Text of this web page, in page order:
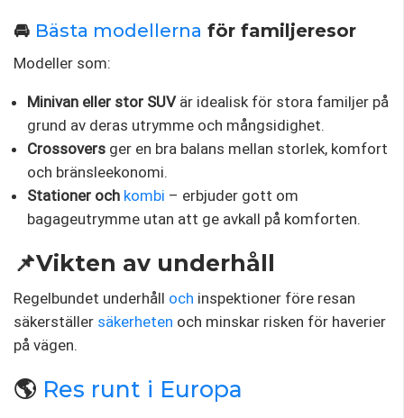
🚘 Bästa modellerna för familjeresor
Modeller som:
Minivan eller stor SUVär idealisk för stora familjer på
grund av deras utrymme och mångsidighet.
Crossovers ger en bra balans mellan storlek, komfort
och bränsleekonomi.
Stationer och kombi – erbjuder gott om
bagageutrymme utan att ge avkall på komforten.
📌Vikten av underhåll
Regelbundet underhåll och inspektioner före resan
säkerställer säkerheten och minskar risken för haverier
på vägen.
🌎 Res runt i Europa